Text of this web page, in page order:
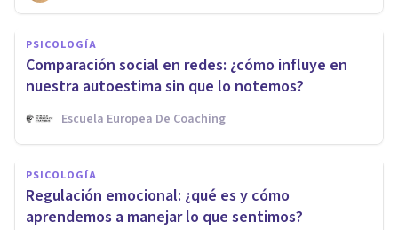
PSICOLOGÍA
Comparación social en redes: ¿cómo influye en
nuestra autoestima sin que lo notemos?
Escuela Europea De Coaching
PSICOLOGÍA
Regulación emocional: ¿qué es y cómo
aprendemos a manejar lo que sentimos?